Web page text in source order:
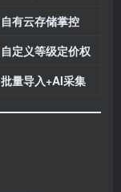
自有云存储掌控
自定义等级定价权
批量导入+AI采集